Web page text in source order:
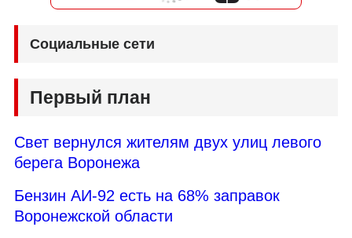
Социальные сети
Первый план
Свет вернулся жителям двух улиц левого
берега Воронежа
Бензин АИ-92 есть на 68% заправок
Воронежской области